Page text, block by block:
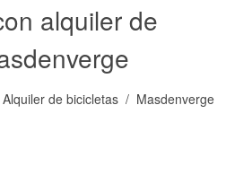
alquiler de
Alquiler de bicicletas Masdenverge